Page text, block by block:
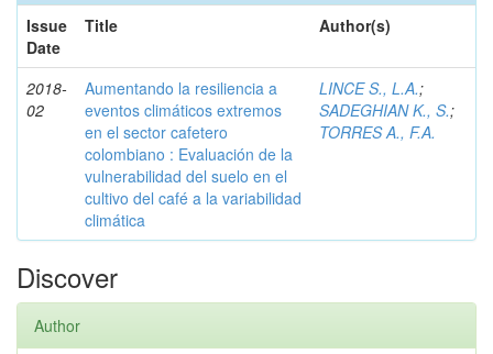
Issue
Date
Title Author(s)
2018-
02
Aumentando la resiliencia a
eventos climáticos extremos
en el sector cafetero
colombiano : Evaluación de la
vulnerabilidad del suelo en el
cultivo del café a la variabilidad
climática
LINCE S., L.A.;
SADEGHIAN K., S.;
TORRES A., F.A.
Discover
Author